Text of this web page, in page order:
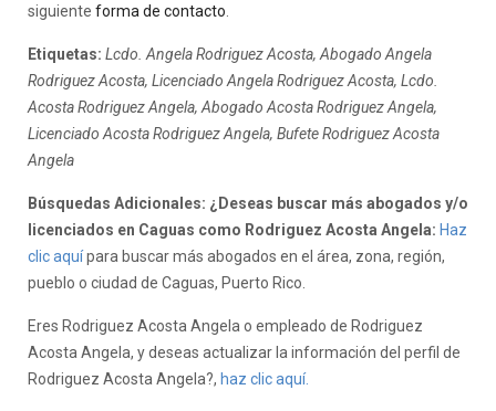
siguiente forma de contacto
Etiquetas: Lcdo. Angela Rodriguez Acosta, Abogado Angela
Rodriguez Acosta, Licenciado Angela Rodriguez Acosta, Lcdo.
Acosta Rodriguez Angela, Abogado Acosta Rodriguez Angela,
Licenciado Acosta Rodriguez Angela, Bufete Rodriguez Acosta
Angela
Búsquedas Adicionales: ¿Deseas buscar más abogados y/o
licenciados en Caguas como Rodriguez Acosta Angela: Haz
clic aquípara buscar más abogados en el área, zona, región,
pueblo o ciudad de Caguas, Puerto Rico.
Eres Rodriguez Acosta Angela o empleado de Rodriguez
Acosta Angela, y deseas actualizar la información del perfil de
Rodriguez Acosta Angela?, haz clic aquí.